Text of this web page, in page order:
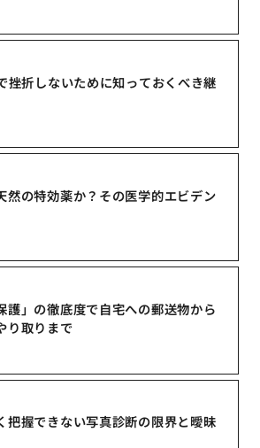
挫折しないために知っておくべき継
然の特効薬か？その医学的エビデン
護」の徹底度で自宅への郵送物から
り取りまで
把握できない写真診断の限界と曖昧